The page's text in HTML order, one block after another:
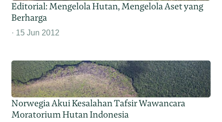
Editorial: Mengelola Hutan, Mengelola Aset yang
Berharga
15 Jun 2012
Norwegia Akui Kesalahan Tafsir Wawancara
Moratorium Hutan Indonesia